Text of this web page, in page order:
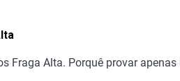
Fraga Alta. Porquê provar